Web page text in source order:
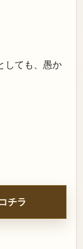
しても、愚か
チラ